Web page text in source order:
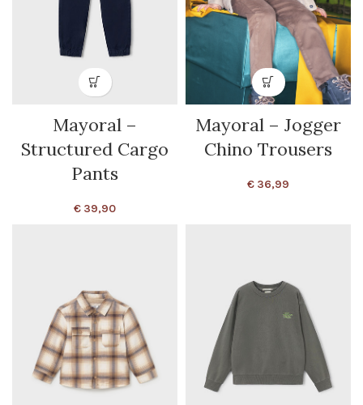
Mayoral –
Structured Cargo
Pants
€ 39,90
Mayoral – Jogger
Chino Trousers
€ 36,99